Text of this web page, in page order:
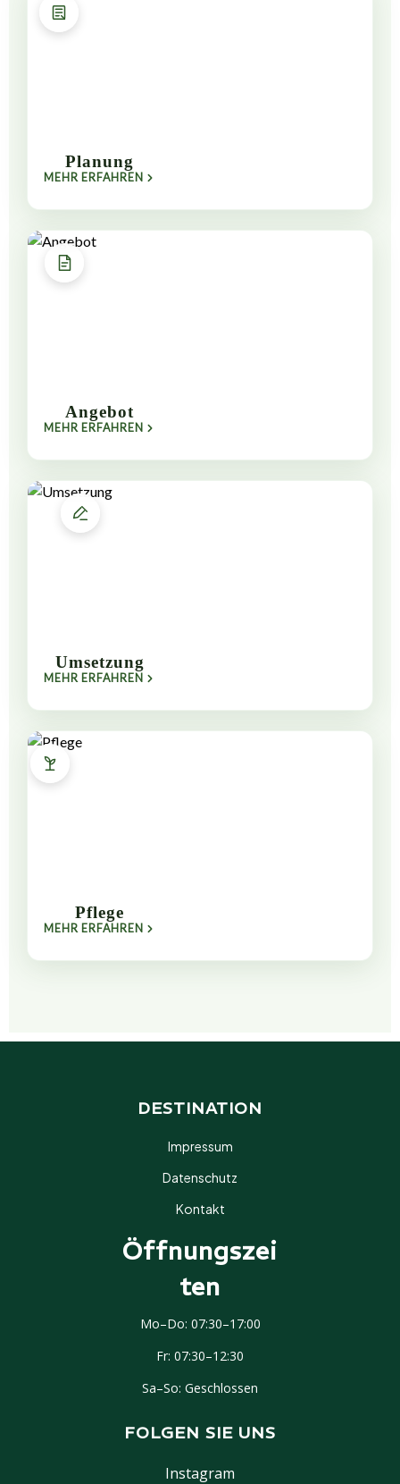
Planung
MEHR ERFAHREN
Angebot
MEHR ERFAHREN
Umsetzung
MEHR ERFAHREN
Pflege
MEHR ERFAHREN
Interessiert? Lassen Sie sich
DESTINATION
Impressum
Datenschutz
Kontakt
Öffnungszei
Ten
Mo–Do: 07:30–17:00
Fr: 07:30–12:30
Sa–So: Geschlossen
FOLGEN SIE UNS
Instagram